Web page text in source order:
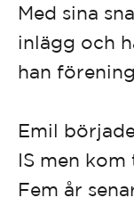
Med sina
inlägg och
han
Emil
IS men kom
Fem år